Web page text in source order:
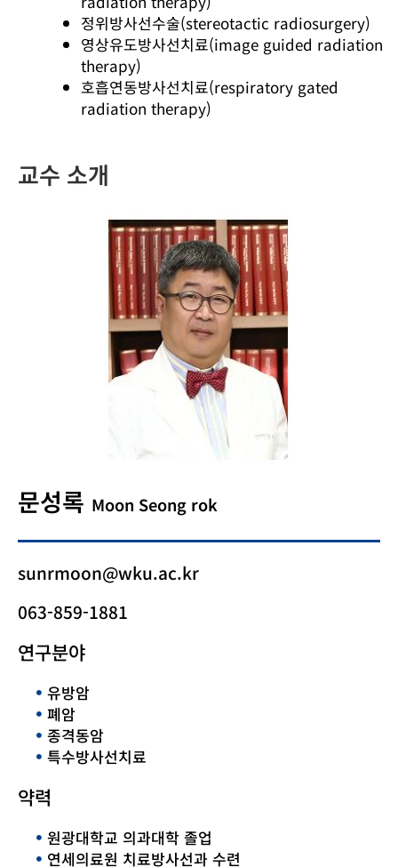
정위방사선수술(stereotactic radiosurgery)
영상유도방사선치료(image guided radiation
therapy)
호흡연동방사선치료(respiratory gated
radiation therapy)
교수 소개
문성록 Moon Seong rok
sunrmoon@wku.ac.kr
063-859-1881
연구분야
유방암
폐암
종격동암
특수방사선치료
약력
원광대학교 의과대학 졸업
연세의료원 치료방사선과 수련